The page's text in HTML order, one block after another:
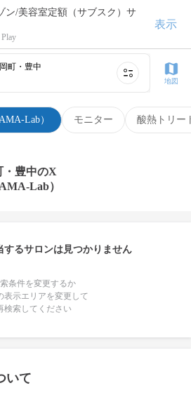
ン/美容室定額（サブスク）サ
表示
Lab） モニター 酸熱トリー
町・豊中
地図
・豊中のX
Lab）
するサロンは見つかりません
条件を変更するか
表示エリアを変更して
検索してください
いて